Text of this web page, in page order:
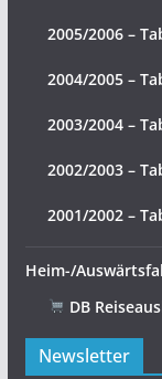
2005/2006 –
2004/2005 –
2003/2004 –
2002/2003 –
2001/2002 –
Heim-/
DB
Newsletter